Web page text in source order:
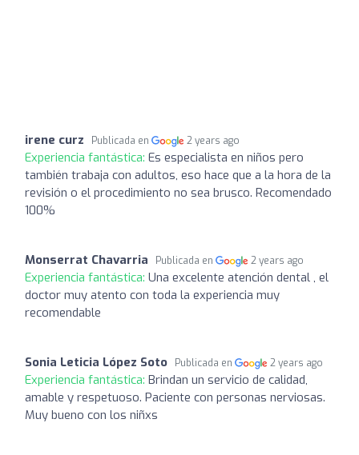
irene curz Publicada en 2 years ago
Experiencia fantástica: Es especialista en niños pero
también trabaja con adultos, eso hace que a la hora de la
revisión o el procedimiento no sea brusco. Recomendado
100%
Monserrat Chavarria Publicada en 2 years ago
Experiencia fantástica: Una excelente atención dental , el
doctor muy atento con toda la experiencia muy
recomendable
Sonia Leticia López Soto Publicada en 2 years ago
Experiencia fantástica: Brindan un servicio de calidad,
amable y respetuoso. Paciente con personas nerviosas.
Muy bueno con los niñxs